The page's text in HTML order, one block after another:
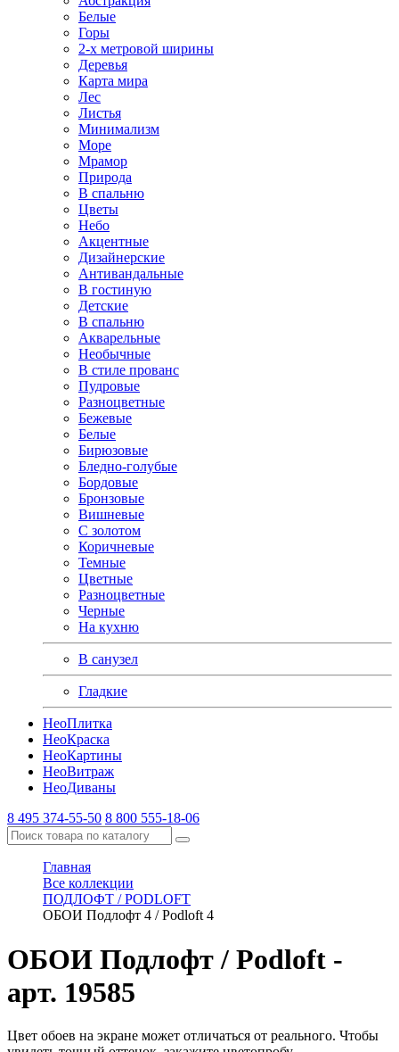
Белые
Горы
2-х метровой ширины
Деревья
Карта мира
Лес
Листья
Минимализм
Море
Мрамор
Природа
В спальню
Цветы
Небо
Акцентные
Дизайнерские
Антивандальные
В гостиную
Детские
В спальню
Акварельные
Необычные
В стиле прованс
Пудровые
Разноцветные
Бежевые
Белые
Бирюзовые
Бледно-голубые
Бордовые
Бронзовые
Вишневые
С золотом
Коричневые
Темные
Цветные
Разноцветные
Черные
На кухню
В санузел
Гладкие
НеоПлитка
НеоКраска
НеоКартины
НеоВитраж
НеоДиваны
8 495 374-55-50 8 800 555-18-06
Главная
Все коллекции
ПОДЛОФТ / PODLOFT
ОБОИ Подлофт 4 / Podloft 4
ОБОИ Подлофт / Podloft -
арт. 19585
Цвет обоев на экране может отличаться от реального. Чтобы